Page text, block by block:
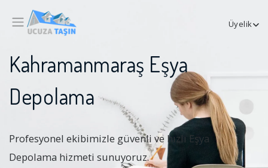
Üyelik
Kahramanmaraş Eşya
Depolama
Profesyonel ekibimizle güvenli ve hızlı Eşya
Depolama hizmeti sunuyoruz.